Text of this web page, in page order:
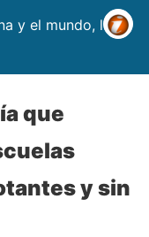
y el mundo, las
que
y sin